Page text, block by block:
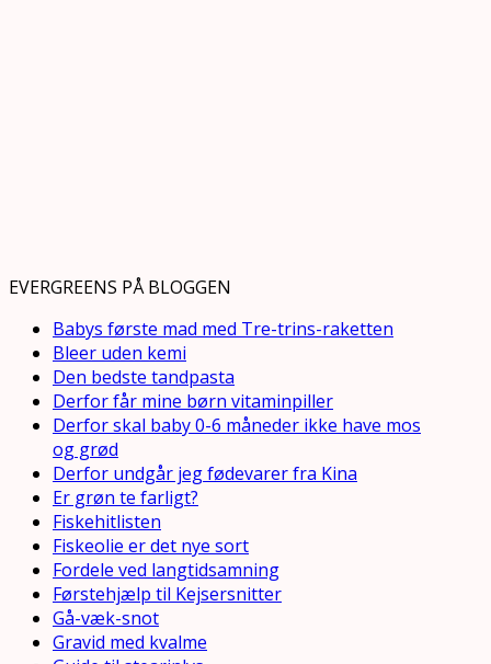
EVERGREENS PÅ BLOGGEN
Babys første mad med Tre-trins-raketten
Bleer uden kemi
Den bedste tandpasta
Derfor får mine børn vitaminpiller
Derfor skal baby 0-6 måneder ikke have mos
og grød
Derfor undgår jeg fødevarer fra Kina
Er grøn te farligt?
Fiskehitlisten
Fiskeolie er det nye sort
Fordele ved langtidsamning
Førstehjælp til Kejsersnitter
Gå-væk-snot
Gravid med kvalme